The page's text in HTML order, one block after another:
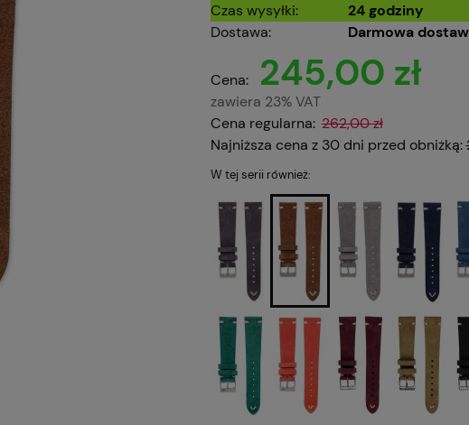
Czas wysyłki:
24 godziny
Dostawa:
Darmowa
Cena: 245,00 zł
zawiera 23% VAT
Cena regularna: 262,00 zł
Najniższa cena z 30 dni przed obniżką:
W tej serii również: